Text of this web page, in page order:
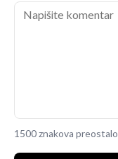
1500 znakova preostalo